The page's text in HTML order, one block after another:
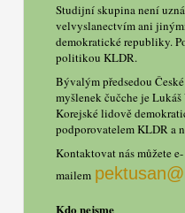
Studijní skupina není
velvyslanectvím ani
demokratické republiky.
politikou KLDR.
Bývalým předsedou
myšlenek čučche je
Korejské lidově
podporovatelem KLDR a
Kontaktovat nás můžete e-
mailem
Kdo nejsme